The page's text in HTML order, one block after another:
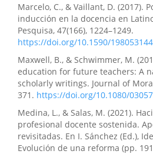
Marcelo, C., & Vaillant, D. (2017).
inducción en la docencia en
Pesquisa, 47(166), 1224–1249.
https://doi.org/10.1590/
Maxwell, B., & Schwimmer, M.
education for future teachers: A
scholarly writings. Journal of
371. https://doi.org/10.1080/
Medina, L., & Salas, M. (2021).
profesional docente sostenida.
revisitadas. En I. Sánchez (Ed.),
Evolución de una reforma (pp.